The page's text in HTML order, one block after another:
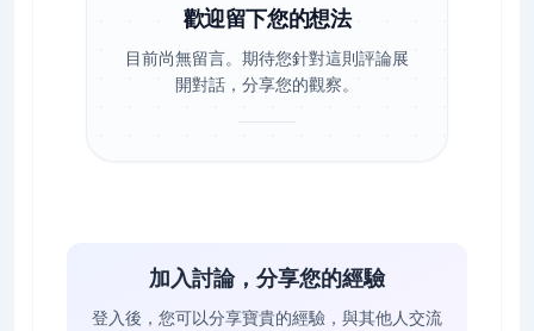
歡迎留下您的想法
目前尚無留言。期待您針對這則評論展
開對話，分享您的觀察。
加入討論，分享您的經驗
登入後，您可以分享寶貴的經驗，與其他人交流